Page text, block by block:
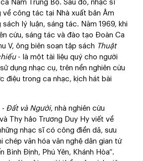
Nam Trung Bộ. Sau đó, nhạc sĩ
về công tác tại Nhà xuất bản Âm
sách lý luận, sáng tác. Năm 1969, khi
cứu, sáng tác và đào tạo Đoàn Ca
V, ông biên soạn tập sách Thuật
- là một tài liệu quý cho người
dụng nhạc cụ, trên nền nghiên cứu
điệu trong ca nhạc, kịch hát bài
- Đất và Người, nhà nghiên cứu
Thy hảo Trương Duy Hy viết về
nhạc sĩ có công điền dã, sưu
chép văn hóa văn nghệ dân gian từ
Bình Định, Phú Yên, Khánh Hòa”.